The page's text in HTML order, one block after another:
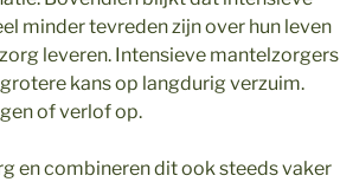
minder tevreden zijn over hun leven
leveren. Intensieve mantelzorgers
kans op langdurig verzuim.
of verlof op.
en combineren dit ook steeds vaker